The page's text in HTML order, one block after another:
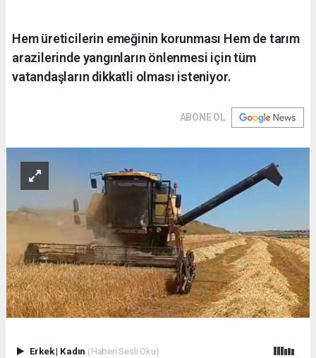
Hem üreticilerin emeğinin korunması Hem de tarım
arazilerinde yangınların önlenmesi için tüm
vatandaşların dikkatli olması isteniyor.
ABONE OL
Erkek| Kadın (Haberi Sesli Oku)